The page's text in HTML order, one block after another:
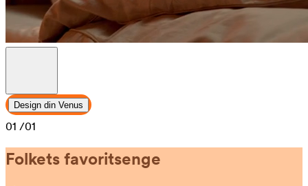
Design din Venus
01 /01
Folkets favoritsenge